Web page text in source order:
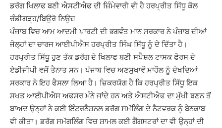
ਡਰੱਗ ਖਿਲਾਫ ਬਣੀ ਐਸਟੀਐਫ ਦੀ ਜ਼ਿੰਮੇਵਾਰੀ ਵੀ ਹੈ ਹਰਪ੍ਰੀਤ ਸਿੱਧੂ ਕੋਲ
ਚੰਡੀਗੜ੍ਹ/ਬਿਊਰੋ ਨਿਊਜ਼
ਪੰਜਾਬ ਵਿਚ ਆਮ ਆਦਮੀ ਪਾਰਟੀ ਦੀ ਭਗਵੰਤ ਮਾਨ ਸਰਕਾਰ ਨੇ ਪੰਜਾਬ ਦੀਆਂ
ਜੇਲ੍ਹਾਂ ਦਾ ਚਾਰਜ ਆਈਪੀਐਸ ਹਰਪ੍ਰੀਤ ਸਿੰਘ ਸਿੱਧੂ ਨੂੰ ਦੇ ਦਿੱਤਾ ਹੈ।
ਹਰਪ੍ਰੀਤ ਸਿੱਧੂ ਹੁਣ ਤੱਕ ਡਰੱਗ ਦੇ ਖਿਲਾਫ ਬਣੀ ਸਪੈਸ਼ਲ ਟਾਸਕ ਫੋਰਸ ਦੇ
ਏਡੀਜੀਪੀ ਵਜੋਂ ਤੈਨਾਤ ਸਨ। ਪੰਜਾਬ ਵਿਚ ਅਣਸੁਖਾਵੇਂ ਮਾਹੌਲ ਨੂੰ ਦੇਖਦਿਆਂ
ਸਰਕਾਰ ਨੇ ਇਹ ਫੈਸਲਾ ਲਿਆ ਹੈ। ਜ਼ਿਕਰਯੋਗ ਹੈ ਕਿ ਹਰਪ੍ਰੀਤ ਸਿੱਧੂ ਇਕ
ਸਖਤ ਆਈਪੀਐਸ ਅਫਸਰ ਮੰਨੇ ਜਾਂਦੇ ਹਨ ਅਤੇ ਐਸਟੀਐਫ ਦਾ ਮੁੱਖੀ ਬਣਨ ਤੋਂ
ਬਾਅਦ ਉਨ੍ਹਾਂ ਨੇ ਕਈ ਇੰਟਰਨੈਸ਼ਨਲ ਡਰੱਗ ਸਮੱਲਿੰਗ ਦੇ ਨੈਟਵਰਕ ਨੂੰ ਬੇਨਕਾਬ
ਵੀ ਕੀਤਾ। ਡਰੱਗ ਸਮੱਗਲਿੰਗ ਵਿਚ ਸ਼ਾਮਲ ਕਈ ਗੈਂਗਸਟਰਾਂ ਦਾ ਵੀ ਉਨ੍ਹਾਂ ਦੀ